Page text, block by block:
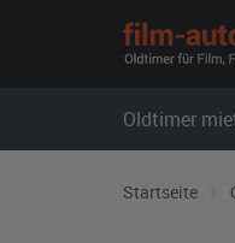
Oldtimer
Startseite